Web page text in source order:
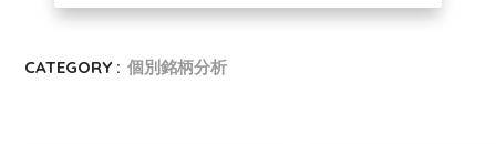
CATEGORY : 個別銘柄分析